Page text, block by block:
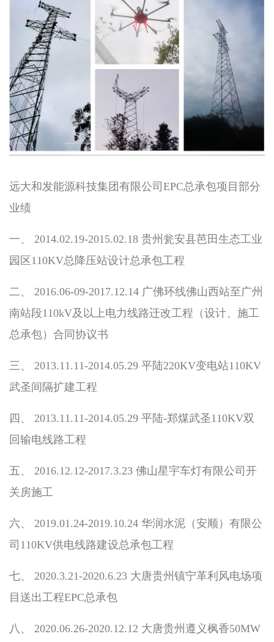
远大和发能源科技集团有限公司EPC总承包项目部分
业绩
一、 2014.02.19-2015.02.18 贵州瓮安县芭田生态工业
园区110KV总降压站设计总承包工程
二、 2016.06-09-2017.12.14 广佛环线佛山西站至广州
南站段110kV及以上电力线路迁改工程（设计、施工
总承包）合同协议书
三、 2013.11.11-2014.05.29 平陆220KV变电站110KV
武圣间隔扩建工程
四、 2013.11.11-2014.05.29 平陆-郑煤武圣110KV双
回输电线路工程
五、 2016.12.12-2017.3.23 佛山星宇车灯有限公司开
关房施工
六、 2019.01.24-2019.10.24 华润水泥（安顺）有限公
司110KV供电线路建设总承包工程
七、 2020.3.21-2020.6.23 大唐贵州镇宁革利风电场项
目送出工程EPC总承包
八、 2020.06.26-2020.12.12 大唐贵州遵义枫香50MW